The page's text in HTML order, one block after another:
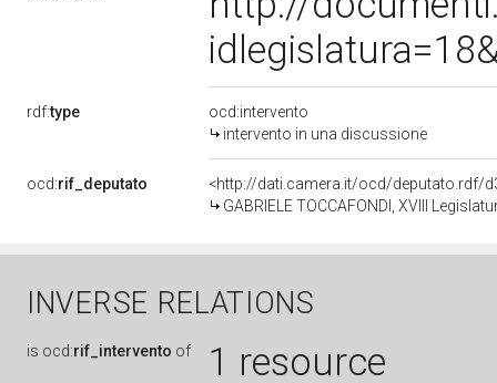
rdf:type
ocd:intervento
intervento in una discussione
ocd:rif_deputato
<http://dati.camera.it/ocd/deputato.rdf/
GABRIELE TOCCAFONDI, XVIII
INVERSE RELATIONS
is ocd:rif_intervento of 1 resource